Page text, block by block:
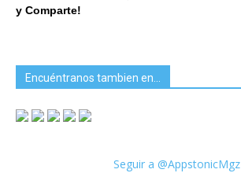
y Comparte!
Encuéntranos tambien en…
Seguir a @AppstonicMgz